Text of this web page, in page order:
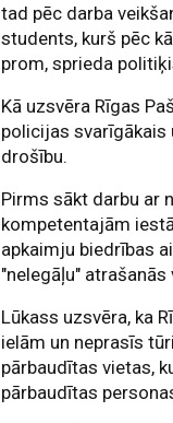
tad pēc darba
students, kurš pēc
prom, sprieda
Kā uzsvēra Rīgas
policijas svarīgākais
drošību.
Pirms sākt darbu ar
kompetentajām
apkaimju biedrības
"nelegāļu" atrašanās
Lūkass uzsvēra, ka
ielām un neprasīs
pārbaudītas vietas,
pārbaudītas